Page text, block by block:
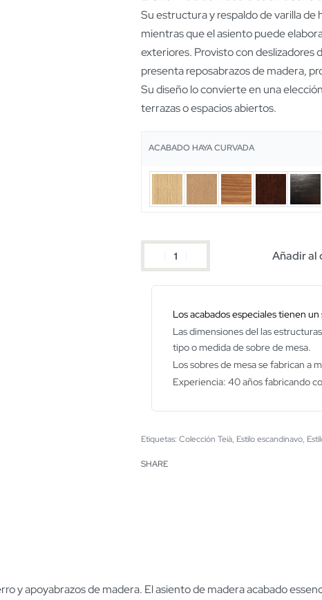
Su estructura y respaldo de varilla de
mientras que el asiento puede
exteriores. Provisto con deslizadores
presenta reposabrazos de madera,
Su diseño lo convierte en una
terrazas o espacios abiertos.
ACABADO HAYA CURVADA
Añadir al
Los acabados especiales tienen
Las dimensiones del las
tipo o medida de sobre de mesa.
Los sobres de mesa se fabrican a
Experiencia: 40 años fabricando
Etiquetas: Colección Teià, Estilo escandinavo,
SHARE
y apoyabrazos de madera. El asiento de madera acabado